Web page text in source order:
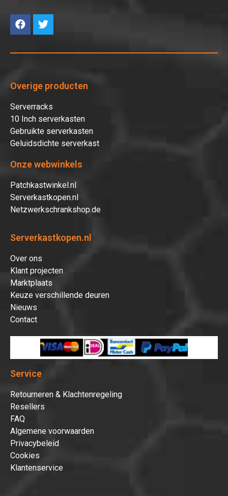
Overige producten
Serverracks
10 Inch serverkasten
Gebruikte serverkasten
Geluidsdichte serverkast
Onze webwinkels
Patchkastwinkel.nl
Serverkastkopen.nl
Netzwerkschrankshop.de
Serverkastkopen.nl
Over ons
Klant projecten
Marktplaats
Keuze verschillende deuren
Nieuws
Contact
Service
Retourneren & Klachtenregeling
Resellers
FAQ
Algemene voorwaarden
Privacybeleid
Cookies
Klantenservice